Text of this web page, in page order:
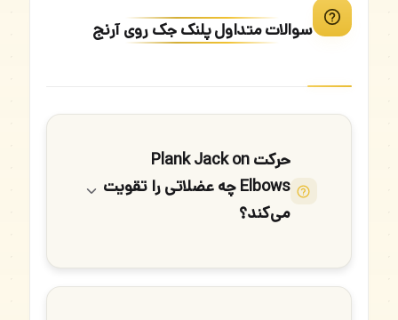
سوالات متداول پلنک جک روی آرنج
حرکت Plank Jack on
Elbows چه عضلاتی را تقویت
می‌کند؟